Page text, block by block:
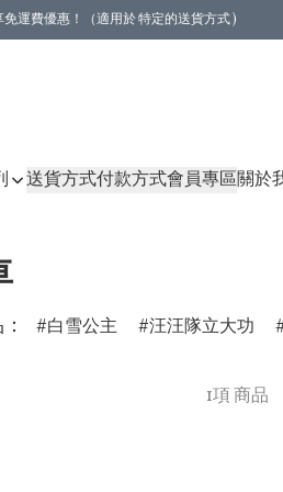
運費優惠！（適用於 特定的送貨方式 )
送貨方式付款方式會員專區關於
白雪公主 汪汪隊立大功
1項 商品